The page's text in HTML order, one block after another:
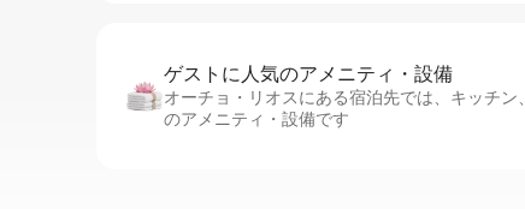
ゲストに人⁠気⁠のア⁠メ⁠ニ⁠テ⁠ィ・設⁠備
オーチョ・リオスにある宿泊先では、キッチ
のアメニティ・設備です